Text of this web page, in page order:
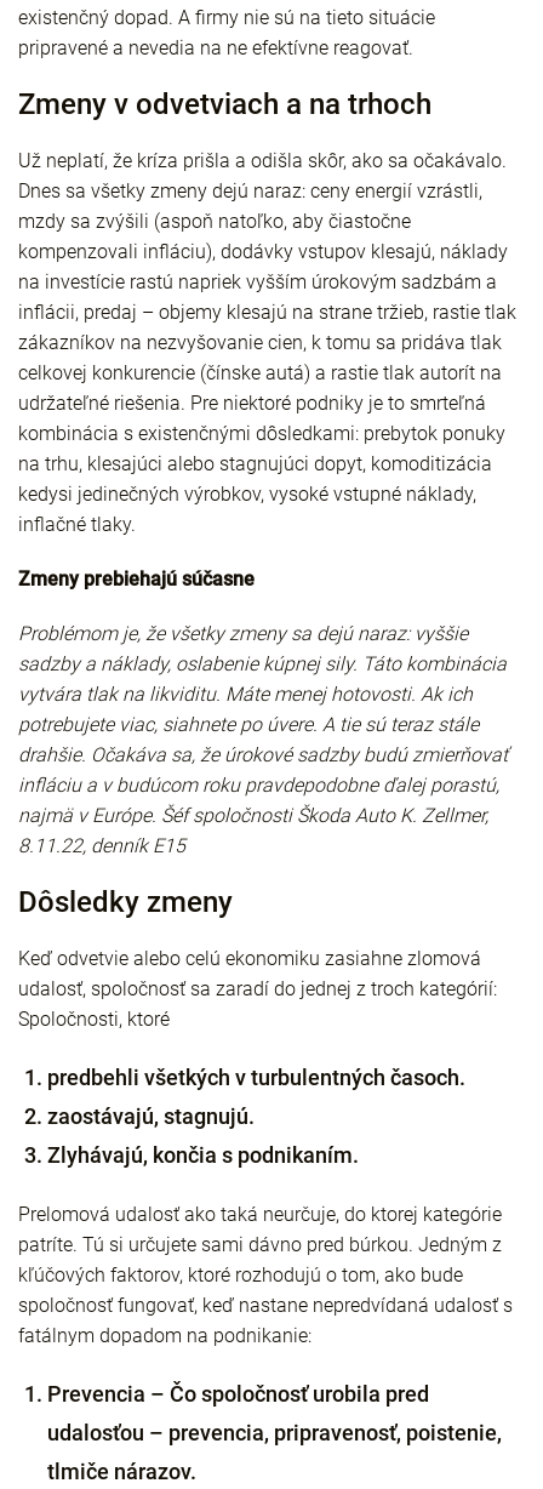
existenčný dopad. A firmy nie sú na tieto situácie
pripravené a nevedia na ne efektívne reagovať.
Zmeny v odvetviach a na trhoch
Už neplatí, že kríza prišla a odišla skôr, ako sa očakávalo.
Dnes sa všetky zmeny dejú naraz: ceny energií vzrástli,
mzdy sa zvýšili (aspoň natoľko, aby čiastočne
kompenzovali infláciu), dodávky vstupov klesajú, náklady
na investície rastú napriek vyšším úrokovým sadzbám a
inflácii, predaj – objemy klesajú na strane tržieb, rastie tlak
zákazníkov na nezvyšovanie cien, k tomu sa pridáva tlak
celkovej konkurencie (čínske autá) a rastie tlak autorít na
udržateľné riešenia. Pre niektoré podniky je to smrteľná
kombinácia s existenčnými dôsledkami: prebytok ponuky
na trhu, klesajúci alebo stagnujúci dopyt, komoditizácia
kedysi jedinečných výrobkov, vysoké vstupné náklady,
inflačné tlaky.
Zmeny prebiehajú súčasne
Problémom je, že všetky zmeny sa dejú naraz: vyššie
sadzby a náklady, oslabenie kúpnej sily. Táto kombinácia
vytvára tlak na likviditu. Máte menej hotovosti. Ak ich
potrebujete viac, siahnete po úvere. A tie sú teraz stále
drahšie. Očakáva sa, že úrokové sadzby budú zmierňovať
infláciu a v budúcom roku pravdepodobne ďalej porastú,
najmä v Európe. Šéf spoločnosti Škoda Auto K. Zellmer,
8.11.22, denník E15
Dôsledky zmeny
Keď odvetvie alebo celú ekonomiku zasiahne zlomová
udalosť, spoločnosť sa zaradí do jednej z troch kategórií:
Spoločnosti, ktoré
predbehli všetkých v turbulentných časoch.
zaostávajú, stagnujú.
Zlyhávajú, končia s podnikaním.
Prelomová udalosť ako taká neurčuje, do ktorej kategórie
patríte. Tú si určujete sami dávno pred búrkou. Jedným z
kľúčových faktorov, ktoré rozhodujú o tom, ako bude
spoločnosť fungovať, keď nastane nepredvídaná udalosť s
fatálnym dopadom na podnikanie:
Prevencia – Čo spoločnosť urobila pred
udalosťou – prevencia, pripravenosť, poistenie,
tlmiče nárazov.